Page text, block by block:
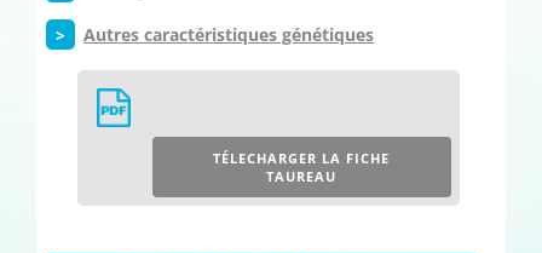
> Autres caractéristiques génétiques
TÉLECHARGER LA FICHE
TAUREAU